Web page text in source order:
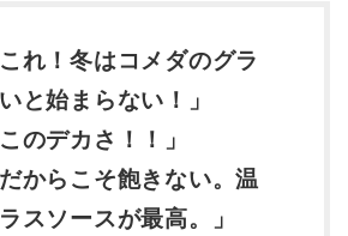
れ！冬はコメダのグラ
と始まらない！」
のデカさ！！」
だからこそ飽きない。温
スソースが最高。」